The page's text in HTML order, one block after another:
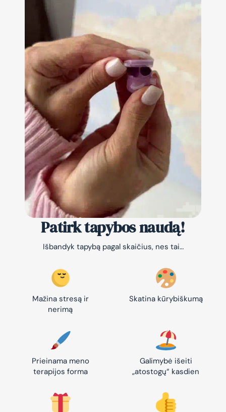
Patirk tapybos naudą!
Išbandyk tapybą pagal skaičius, nes tai…
Mažina stresą ir
nerimą
Skatina kūrybiškumą
Prieinama meno
terapijos forma
Galimybė išeiti
„atostogų“ kasdien